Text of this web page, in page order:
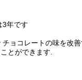
3年です
ョコレートの味を改
とができます.